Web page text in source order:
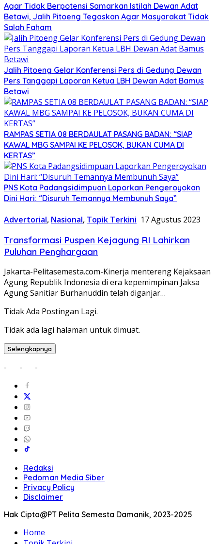
Agar Tidak Berpotensi Samarkan Istilah Dewan Adat
Betawi, Jalih Pitoeng Tegaskan Agar Masyarakat Tidak
Salah Faham
Jalih Pitoeng Gelar Konferensi Pers di Gedung Dewan
Pers Tanggapi Laporan Ketua LBH Dewan Adat Bamus
Betawi
RAMPAS SETIA 08 BERDAULAT PASANG BADAN: “SIAP
KAWAL MBG SAMPAI KE PELOSOK, BUKAN CUMA DI
KERTAS”
PNS Kota Padangsidimpuan Laporkan Pengeroyokan
Dini Hari: “Disuruh Temannya Membunuh Saya”
Advertorial, Nasional, Topik Terkini 17 Agustus 2023
Transformasi Puspen Kejagung RI Lahirkan
Puluhan Penghargaan
Jakarta-Pelitasemesta.com-Kinerja mentereng Kejaksaan
Agung Republik Indonesia di era kepemimpinan Jaksa
Agung Sanitiar Burhanuddin telah diganjar…
Tidak Ada Postingan Lagi.
Tidak ada lagi halaman untuk dimuat.
Selengkapnya
- - -
Redaksi
Pedoman Media Siber
Privacy Policy
Disclaimer
Hak Cipta@PT Pelita Semesta Damanik, 2023-2025
Home